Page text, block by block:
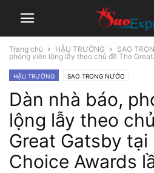
Trang chủ HẬU TRƯỜNG SAO
phóng viên lộng lẫy theo chủ đề The
HẬU TRƯỜNG SAO TRONG NƯỚC
Dàn nhà báo,
lộng lẫy theo
Great Gatsby tại
Choice Awards